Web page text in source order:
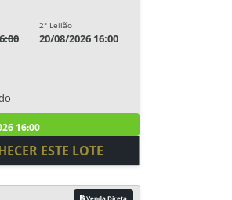
2° Leilão
20/08/2026 16:00
16:00
ESTE LOTE
Venda Direta